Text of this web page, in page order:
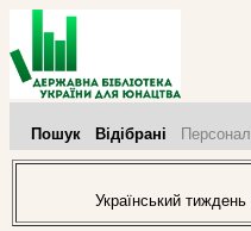
Пошук Відібрані
Український